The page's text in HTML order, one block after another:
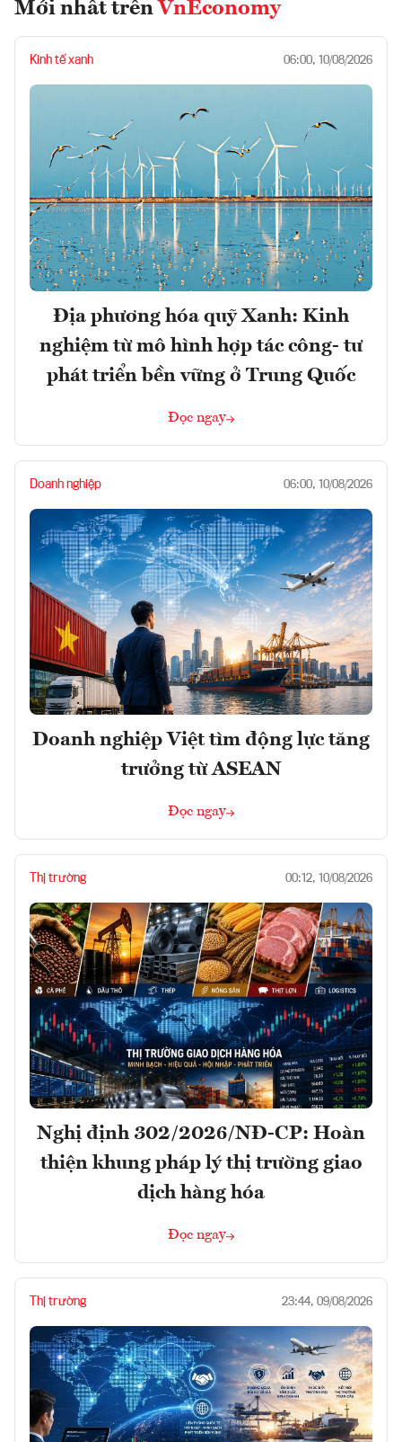
Mới nhất trên VnEconomy
Kinh tế xanh 06:00, 10/08/2026
Địa phương hóa quỹ Xanh: Kinh
nghiệm từ mô hình hợp tác công- tư
phát triển bền vững ở Trung Quốc
Đọc ngay
Doanh nghiệp 06:00, 10/08/2026
Doanh nghiệp Việt tìm động lực tăng
trưởng từ ASEAN
Đọc ngay
Thị trường 00:12, 10/08/2026
Nghị định 302/2026/NĐ-CP: Hoàn
thiện khung pháp lý thị trường giao
dịch hàng hóa
Đọc ngay
Thị trường 23:44, 09/08/2026